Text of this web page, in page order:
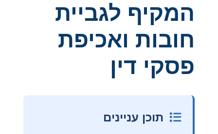
המקיף לגביית
חובות ואכיפת
פסקי דין
תוכן עניינים